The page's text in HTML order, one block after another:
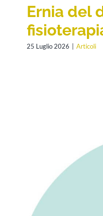
Ernia del
25 Luglio 2026 Articoli